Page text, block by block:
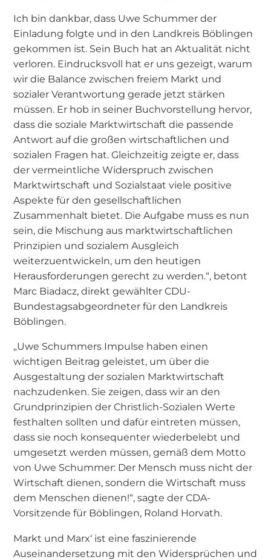
Ich bin dankbar, dass Uwe Schummer der
Einladung folgte und in den Landkreis Böblingen
gekommen ist. Sein Buch hat an Aktualität nicht
verloren. Eindrucksvoll hat er uns gezeigt, warum
wir die Balance zwischen freiem Markt und
sozialer Verantwortung gerade jetzt stärken
müssen. Er hob in seiner Buchvorstellung hervor,
dass die soziale Marktwirtschaft die passende
Antwort auf die großen wirtschaftlichen und
sozialen Fragen hat. Gleichzeitig zeigte er, dass
der vermeintliche Widerspruch zwischen
Marktwirtschaft und Sozialstaat viele positive
Aspekte für den gesellschaftlichen
Zusammenhalt bietet. Die Aufgabe muss es nun
sein, die Mischung aus marktwirtschaftlichen
Prinzipien und sozialem Ausgleich
weiterzuentwickeln, um den heutigen
Herausforderungen gerecht zu werden.“, betont
Marc Biadacz, direkt gewählter CDU-
Bundestagsabgeordneter für den Landkreis
Böblingen.
„Uwe Schummers Impulse haben einen
wichtigen Beitrag geleistet, um über die
Ausgestaltung der sozialen Marktwirtschaft
nachzudenken. Sie zeigen, dass wir an den
Grundprinzipien der Christlich-Sozialen Werte
festhalten sollten und dafür eintreten müssen,
dass sie noch konsequenter wiederbelebt und
umgesetzt werden müssen, gemäß dem Motto
von Uwe Schummer: Der Mensch muss nicht der
Wirtschaft dienen, sondern die Wirtschaft muss
dem Menschen dienen!“, sagte der CDA-
Vorsitzende für Böblingen, Roland Horvath.
Markt und Marx‘ ist eine faszinierende
Auseinandersetzung mit den Widersprüchen und